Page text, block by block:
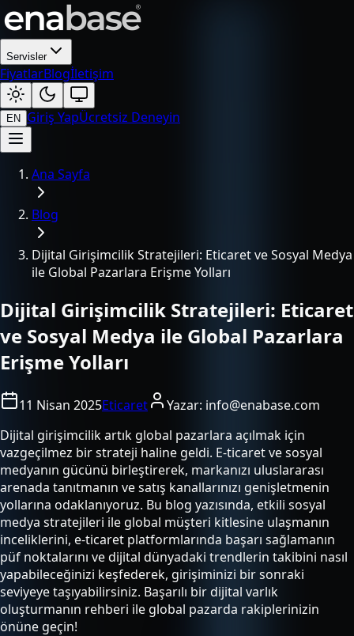
Servisler
FiyatlarBlogİletişim
EN Giriş YapÜcretsiz Deneyin
Ana Sayfa
Blog
Dijital Girişimcilik Stratejileri: Eticaret ve Sosyal Medya
ile Global Pazarlara Erişme Yolları
Dijital Girişimcilik Stratejileri: Eticaret
ve Sosyal Medya ile Global Pazarlara
Erişme Yolları
11 Nisan 2025Eticaret Yazar: info@enabase.com
Dijital girişimcilik artık global pazarlara açılmak için
vazgeçilmez bir strateji haline geldi. E-ticaret ve sosyal
medyanın gücünü birleştirerek, markanızı uluslararası
arenada tanıtmanın ve satış kanallarınızı genişletmenin
yollarına odaklanıyoruz. Bu blog yazısında, etkili sosyal
medya stratejileri ile global müşteri kitlesine ulaşmanın
inceliklerini, e-ticaret platformlarında başarı sağlamanın
püf noktalarını ve dijital dünyadaki trendlerin takibini nasıl
yapabileceğinizi keşfederek, girişiminizi bir sonraki
seviyeye taşıyabilirsiniz. Başarılı bir dijital varlık
oluşturmanın rehberi ile global pazarda rakiplerinizin
önüne geçin!